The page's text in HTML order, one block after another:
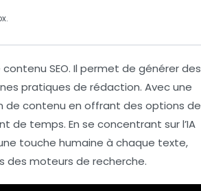
contenu SEO. Il permet de générer des
pratiques de rédaction. Avec une
de contenu en offrant des options de
de temps. En se concentrant sur l’IA
touche humaine à chaque texte,
des moteurs de recherche.